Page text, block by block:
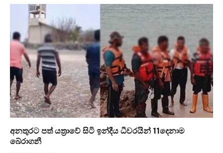
අනතුරට පත් යත්‍රාවේ සිටි ඉන්දීය ධීවරයින් 11දෙනාම
බේරාගනී